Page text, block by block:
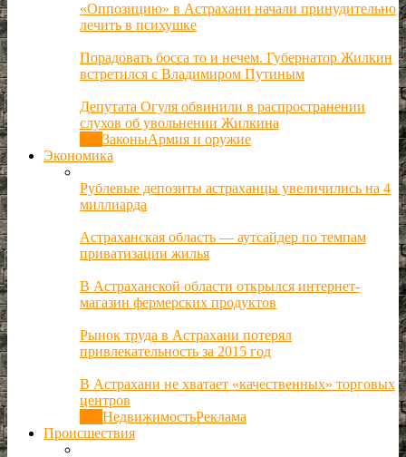
«Оппозицию» в Астрахани начали принудительно
лечить в психушке
Порадовать босса то и нечем. Губернатор Жилкин
встретился с Владимиром Путиным
Депутата Огуля обвинили в распространении
слухов об увольнении Жилкина
ЗаконыАрмия и оружие
Экономика
Рублевые депозиты астраханцы увеличились на 4
миллиарда
Астраханская область — аутсайдер по темпам
приватизации жилья
В Астраханской области открылся интернет-
магазин фермерских продуктов
Рынок труда в Астрахани потерял
привлекательность за 2015 год
В Астрахани не хватает «качественных» торговых
центров
НедвижимостьРеклама
Происшествия